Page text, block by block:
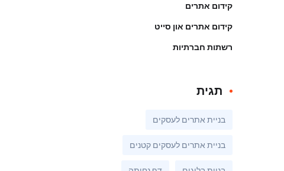
קידום אתרים
קידום אתרים און סייט
רשתות חברתיות
תגית
בניית אתרים לעסקים
בניית אתרים לעסקים קטנים